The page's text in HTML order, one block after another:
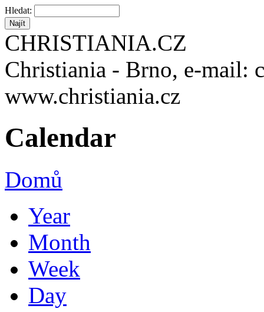
Hledat:
CHRISTIANIA.CZ
Christiania - Brno, e-mail:
www.christiania.cz
Calendar
Domů
Year
Month
Week
Day